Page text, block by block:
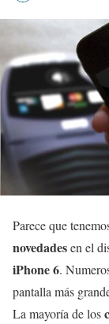
Parece que
novedadesen el
iPhone 6.
pantalla más
La mayoría de los